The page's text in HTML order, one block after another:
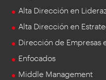
Alta Dirección en
Alta Dirección en
Dirección de Empresas
Enfocados
Middle Management